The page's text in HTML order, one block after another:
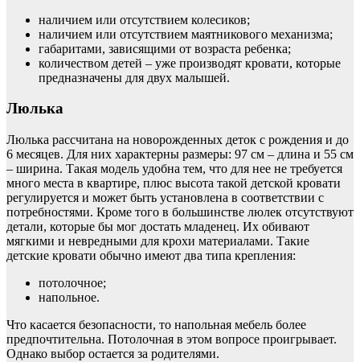
наличием или отсутствием колесиков;
наличием или отсутствием маятникового механизма;
габаритами, зависящими от возраста ребенка;
количеством детей – уже производят кровати, которые
предназначены для двух малышей.
Люлька
Люлька рассчитана на новорожденных деток с рождения и до
6 месяцев. Для них характерны размеры: 97 см – длина и 55 см
– ширина. Такая модель удобна тем, что для нее не требуется
много места в квартире, плюс высота такой детской кровати
регулируется и может быть установлена в соответствии с
потребностями. Кроме того в большинстве люлек отсутствуют
детали, которые бы мог достать младенец. Их обивают
мягкими и невредными для крохи материалами. Такие
детские кровати обычно имеют два типа крепления:
потолочное;
напольное.
Что касается безопасности, то напольная мебель более
предпочтительна. Потолочная в этом вопросе проигрывает.
Однако выбор остается за родителями.